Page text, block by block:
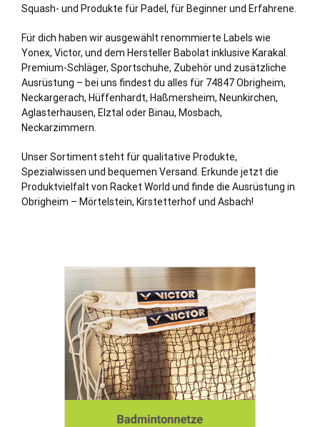
Squash- und Produkte für Padel, für Beginner und Erfahrene.
Für dich haben wir ausgewählt renommierte Labels wie
Yonex, Victor, und dem Hersteller Babolat inklusive Karakal.
Premium-Schläger, Sportschuhe, Zubehör und zusätzliche
Ausrüstung – bei uns findest du alles für 74847 Obrigheim,
Neckargerach, Hüffenhardt, Haßmersheim, Neunkirchen,
Aglasterhausen, Elztal oder Binau, Mosbach,
Neckarzimmern.
Unser Sortiment steht für qualitative Produkte,
Spezialwissen und bequemen Versand. Erkunde jetzt die
Produktvielfalt von Racket World und finde die Ausrüstung in
Obrigheim – Mörtelstein, Kirstetterhof und Asbach!